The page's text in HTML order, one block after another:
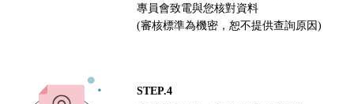
專員會致電與您核對資料
(審核標準為機密，恕不提供查詢原因)
STEP.4